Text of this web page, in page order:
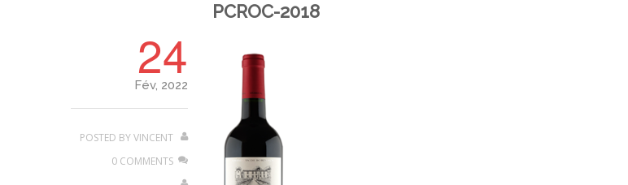
24
Fév, 2022
POSTED BYVINCENT
0 COMMENTS
PCROC-2018